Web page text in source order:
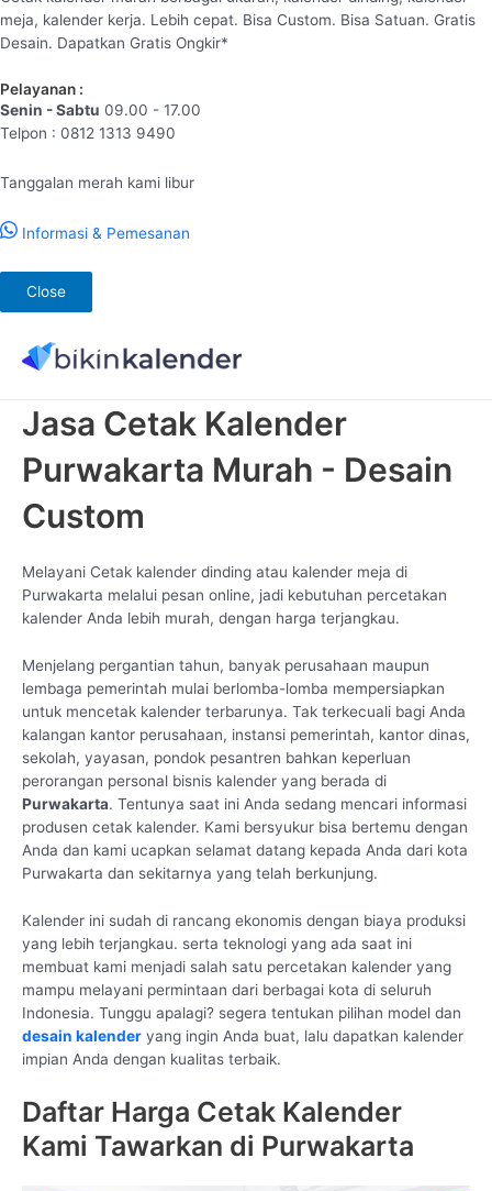
meja, kalender kerja. Lebih cepat. Bisa Custom. Bisa Satuan. Gratis
Desain. Dapatkan Gratis Ongkir*
Pelayanan :
Senin - Sabtu 09.00 - 17.00
Telpon : 0812 1313 9490
Tanggalan merah kami libur
Informasi & Pemesanan
Close
konten
Jasa Cetak Kalender
Purwakarta Murah - Desain
Custom
Melayani Cetak kalender dinding atau kalender meja di
Purwakarta melalui pesan online, jadi kebutuhan percetakan
kalender Anda lebih murah, dengan harga terjangkau.
Menjelang pergantian tahun, banyak perusahaan maupun
lembaga pemerintah mulai berlomba-lomba mempersiapkan
untuk mencetak kalender terbarunya. Tak terkecuali bagi Anda
kalangan kantor perusahaan, instansi pemerintah, kantor dinas,
sekolah, yayasan, pondok pesantren bahkan keperluan
perorangan personal bisnis kalender yang berada di
Purwakarta. Tentunya saat ini Anda sedang mencari informasi
produsen cetak kalender. Kami bersyukur bisa bertemu dengan
Anda dan kami ucapkan selamat datang kepada Anda dari kota
Purwakarta dan sekitarnya yang telah berkunjung.
Kalender ini sudah di rancang ekonomis dengan biaya produksi
yang lebih terjangkau. serta teknologi yang ada saat ini
membuat kami menjadi salah satu percetakan kalender yang
mampu melayani permintaan dari berbagai kota di seluruh
Indonesia. Tunggu apalagi? segera tentukan pilihan model dan
desain kalender yang ingin Anda buat, lalu dapatkan kalender
impian Anda dengan kualitas terbaik.
Daftar Harga Cetak Kalender
Kami Tawarkan di Purwakarta